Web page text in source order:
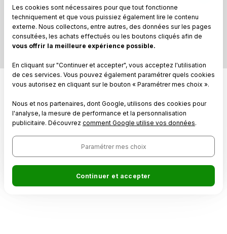
Ce que nos clients pensent de cette carte
Les cookies sont nécessaires pour que tout fonctionne
techniquement et que vous puissiez également lire le contenu
externe. Nous collectons, entre autres, des données sur les pages
consultées, les achats effectués ou les boutons cliqués afin de
vous offrir la meilleure expérience possible.
En cliquant sur "Continuer et accepter", vous acceptez l'utilisation
de ces services. Vous pouvez également paramétrer quels cookies
vous autorisez en cliquant sur le bouton « Paramétrer mes choix ».
Nous et nos partenaires, dont Google, utilisons des cookies pour
l'analyse, la mesure de performance et la personnalisation
publicitaire. Découvrez comment Google utilise vos données.
Paramétrer mes choix
Continuer et accepter